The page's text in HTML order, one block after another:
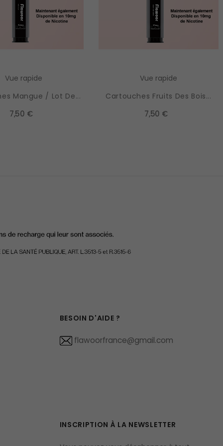
Vue rapide
Mangue / Lot De...
7,50 €
Vue rapide
Cartouches Fruits Des Bois...
7,50 €
BESOIN D'AIDE ?
flawoorfrance@gmail.com
INSCRIPTION À LA NEWSLETTER